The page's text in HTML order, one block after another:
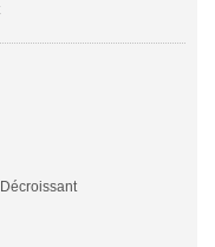
Décroissant